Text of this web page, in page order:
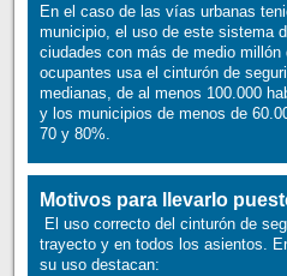
En el caso de las vías urbanas
municipio, el uso de este sistema
ciudades con más de medio
ocupantes usa el cinturón de
medianas, de al menos 100.000
y los municipios de menos de
70 y 80%.
Motivos para llevarlo
El uso correcto del cinturón de
trayecto y en todos los asientos.
su uso destacan: